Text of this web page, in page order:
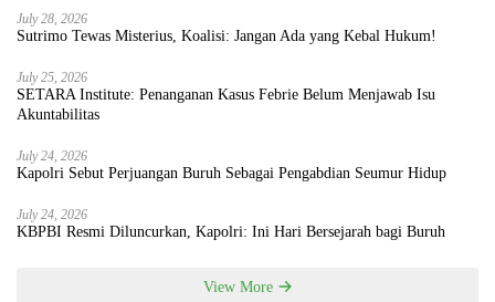
July 28, 2026
Sutrimo Tewas Misterius, Koalisi: Jangan Ada yang Kebal Hukum!
July 25, 2026
SETARA Institute: Penanganan Kasus Febrie Belum Menjawab Isu
Akuntabilitas
July 24, 2026
Kapolri Sebut Perjuangan Buruh Sebagai Pengabdian Seumur Hidup
July 24, 2026
KBPBI Resmi Diluncurkan, Kapolri: Ini Hari Bersejarah bagi Buruh
View More